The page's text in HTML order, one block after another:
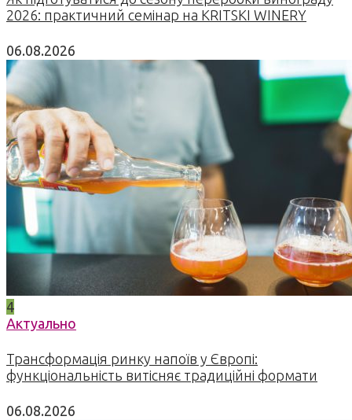
2026: практичний семінар на KRITSKI WINERY
06.08.2026
4
Актуально
Трансформація ринку напоїв у Європі:
функціональність витісняє традиційні формати
06.08.2026